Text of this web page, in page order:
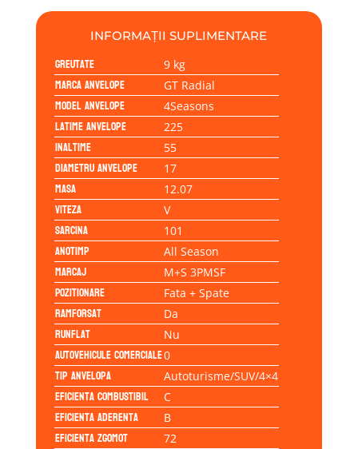
INFORMAȚII SUPLIMENTARE
Greutate 9 kg
Marca anvelope GT Radial
Model anvelope 4Seasons
Latime anvelope 225
Inaltime 55
Diametru anvelope 17
Masa 12.07
Viteza V
Sarcina 101
Anotimp All Season
Marcaj M+S 3PMSF
Pozitionare Fata + Spate
Ramforsat Da
Runflat Nu
Autovehicule comerciale0
Tip anvelopa Autoturisme/SUV/4×4
Eficienta Combustibil C
Eficienta Aderenta B
Eficienta Zgomot 72